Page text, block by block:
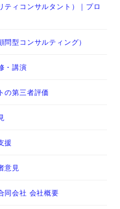
ティコンサルタント）｜プロ
型コンサルティング）
・講演
の第三者評価
援
意見
同会社 会社概要